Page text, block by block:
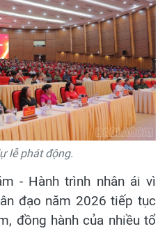
lễ phát động.
- Hành trình nhân ái vì
đạo năm 2026 tiếp tục
đồng hành của nhiều tổ